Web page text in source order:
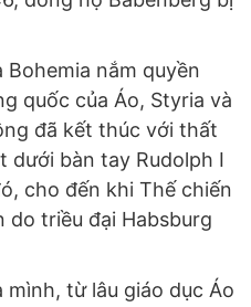
Bohemia nắm quyền
quốc của Áo, Styria và
đã kết thúc với thất
dưới bàn tay Rudolph I
cho đến khi Thế chiến
do triều đại Habsburg
từ lâu giáo dục Áo